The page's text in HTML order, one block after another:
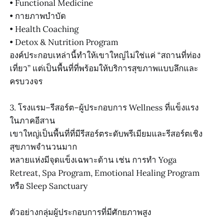
• Functional Medicine
• กายภาพบำบัด
• Health Coaching
• Detox & Nutrition Program
องค์ประกอบเหล่านี้ทำให้เขาใหญ่ไม่ใช่แค่ “สถานที่ท่อง
เที่ยว” แต่เป็นพื้นที่ที่พร้อมให้บริการสุขภาพแบบลึกและ
ครบวงจร
3. โรงแรม–รีสอร์ต–ผู้ประกอบการ Wellness ที่แข็งแรง
ในภาคอีสาน
เขาใหญ่เป็นพื้นที่ที่มีรีสอร์ตระดับพรีเมียมและรีสอร์ตเชิง
สุขภาพจำนวนมาก
หลายแห่งมีจุดแข็งเฉพาะด้าน เช่น การทำ Yoga
Retreat, Spa Program, Emotional Healing Program
หรือ Sleep Sanctuary
ตัวอย่างกลุ่มผู้ประกอบการที่มีศักยภาพสูง